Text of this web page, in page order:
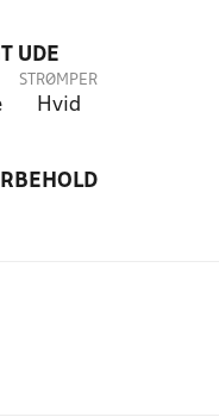
UDE
STRØMPER
Hvid